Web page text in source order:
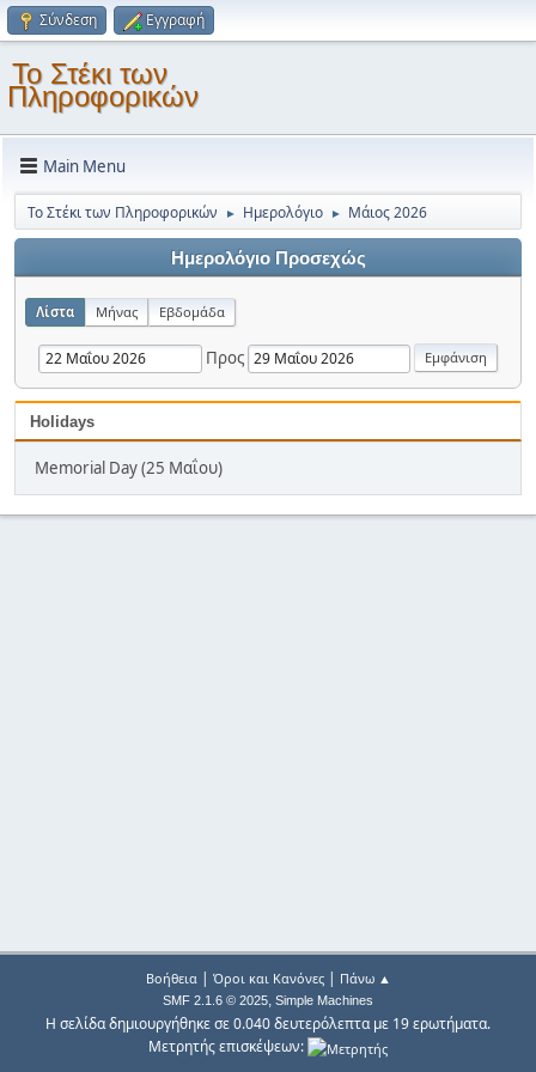
Σύνδεση Εγγραφή
Το Στέκι των
Πληροφορικών
Main Menu
Το Στέκι των Πληροφορικών ► Ημερολόγιο ► Μάιος 2026
Ημερολόγιο Προσεχώς
Λίστα Μήνας Εβδομάδα
Προς
Holidays
Memorial Day (25 Μαΐου)
Βοήθεια| Όροι και Κανόνες| Πάνω ▲
SMF 2.1.6 © 2025, Simple Machines
Η σελίδα δημιουργήθηκε σε 0.040 δευτερόλεπτα με 19 ερωτήματα.
Μετρητής επισκέψεων: